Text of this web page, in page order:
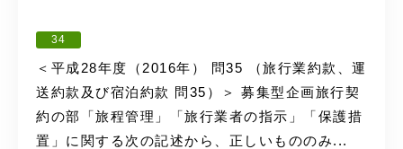
34
＜平成28年度（2016年） 問35 （旅行業約款、運
送約款及び宿泊約款 問35）＞ 募集型企画旅行契
約の部「旅程管理」「旅行業者の指示」「保護措
置」に関する次の記述から、正しいもののみ...